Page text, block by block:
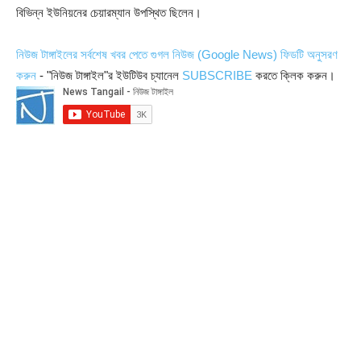
বিভিন্ন ইউনিয়নের চেয়ারম্যান উপস্থিত ছিলেন।
নিউজ টাঙ্গাইলের সর্বশেষ খবর পেতে গুগল নিউজ (Google News) ফিডটি অনুসরণ
করুন - "নিউজ টাঙ্গাইল"র ইউটিউব চ্যানেল SUBSCRIBE করতে ক্লিক করুন।